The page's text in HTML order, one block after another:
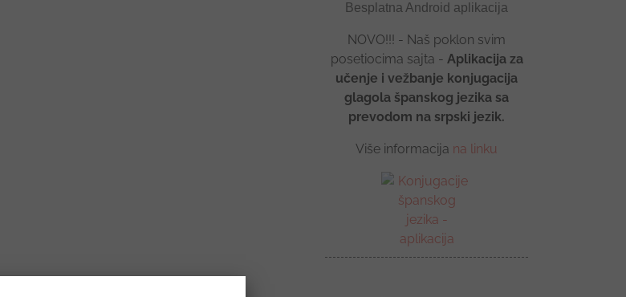
Besplatna Android aplikacija
NOVO!!! - Naš poklon svim
posetiocima sajta - Aplikacija za
učenje i vežbanje konjugacija
glagola španskog jezika sa
prevodom na srpski jezik.
Više informacija na linku